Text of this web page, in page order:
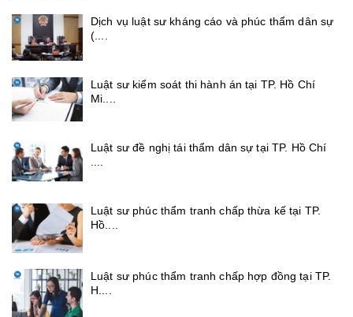
Dịch vụ luật sư kháng cáo và phúc thẩm dân sự
(....
Luật sư kiểm soát thi hành án tại TP. Hồ Chí
Mi....
Luật sư đề nghị tái thẩm dân sự tại TP. Hồ Chí
Luật sư phúc thẩm tranh chấp thừa kế tại TP.
Hồ....
Luật sư phúc thẩm tranh chấp hợp đồng tại TP.
H....